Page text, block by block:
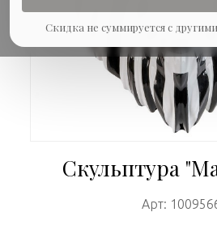
Скидка не суммируется с
Скульптура
Арт: